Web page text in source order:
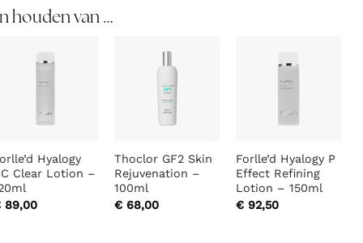
houden van …
Hyalogy
Clear Lotion –
89,00
Thoclor GF2 Skin
Rejuvenation –
100ml
€68,00
Forlle’d Hyalogy P
Effect Refining
Lotion – 150ml
€92,50